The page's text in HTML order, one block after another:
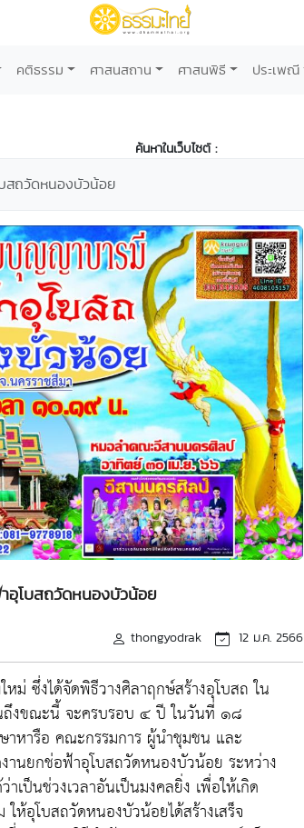
คติธรรม ศาสนสถาน ศาสนพิธี ประเพณี
ค้นหาในเว็บไซต์ :
ถวัดหนองบัวน้อย
โบสถวัดหนองบัวน้อย
thongyodrak 12 ม.ค. 2566
ม่ ซึ่งได้จัดพิธีวางศิลาฤกษ์สร้างอุโบสถ ใน
ถึงขณะนี้ จะครบรอบ ๔ ปี ในวันที่ ๑๘
หารือ คณะกรรมการ ผู้นำชุมชน และ
านยกช่อฟ้าอุโบสถวัดหนองบัวน้อย ระหว่าง
นช่วงเวลาอันเป็นมงคลยิ่ง เพื่อให้เกิด
ห้อุโบสถวัดหนองบัวน้อยได้สร้างเสร็จ